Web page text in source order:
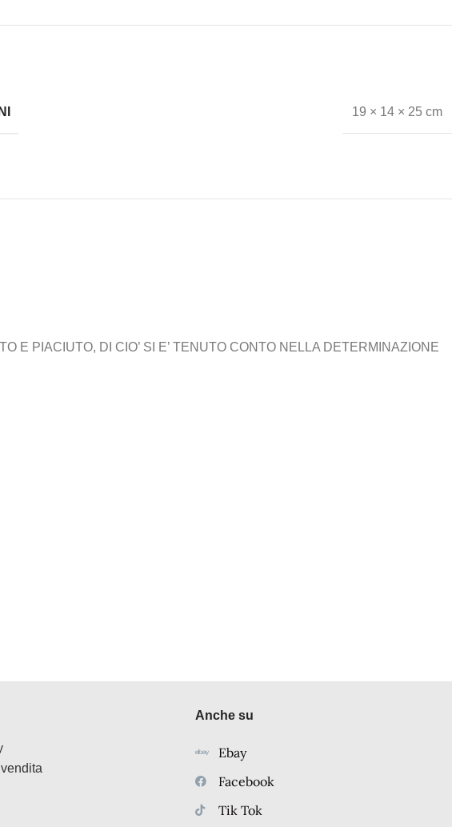
19 × 14 × 25 cm
E PIACIUTO, DI CIO’ SI E’ TENUTO CONTO NELLA DETERMINAZIONE
Anche su
Ebay
Facebook
Tik Tok